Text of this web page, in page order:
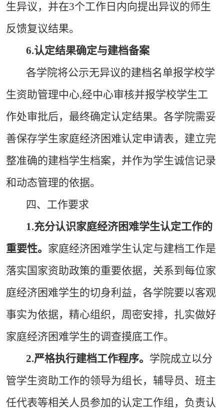
生异议，并在3个工作日内向提出异议的师生
反馈复议结果。
6.认定结果确定与建档备案
各学院将公示无异议的建档名单报学校学
生资助管理中心,经中心审核并报学校学生工
作处审批后，最终确定认定结果。各学院需妥
善保存学生家庭经济困难认定申请表，建立完
整准确的建档学生档案，并作为学生诚信记录
和动态管理的依据。
四、工作要求
1.充分认识家庭经济困难学生认定工作的
重要性。 家庭经济困难学生认定与建档工作是
落实国家资助政策的重要依据，关系到每位家
庭经济困难学生的切身利益，各学院要以客观
事实为依据，精心组织，周密安排，扎实做好
家庭经济困难学生的调查摸底工作。
2.严格执行建档工作程序。 学院成立以分
管学生资助工作的领导为组长，辅导员、班主
任代表等相关人员参加的认定工作组，负责认